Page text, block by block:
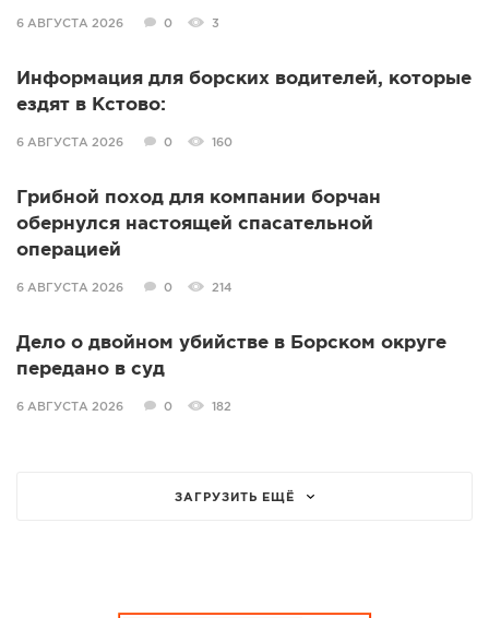
6 АВГУСТА 2026 0 3
Информация для борских водителей, которые
ездят в Кстово:
6 АВГУСТА 2026 0 160
Грибной поход для компании борчан
обернулся настоящей спасательной
операцией
6 АВГУСТА 2026 0 214
Дело о двойном убийстве в Борском округе
передано в суд
6 АВГУСТА 2026 0 182
ЗАГРУЗИТЬ ЕЩЁ